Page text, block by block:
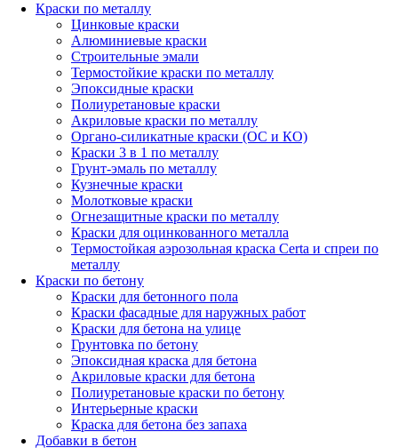
Краски по металлу
Цинковые краски
Алюминиевые краски
Строительные эмали
Термостойкие краски по металлу
Эпоксидные краски
Полиуретановые краски
Акриловые краски по металлу
Органо-силикатные краски (ОС и КО)
Краски 3 в 1 по металлу
Грунт-эмаль по металлу
Кузнечные краски
Молотковые краски
Огнезащитные краски по металлу
Краски для оцинкованного металла
Термостойкая аэрозольная краска Certa и спреи по
металлу
Краски по бетону
Краски для бетонного пола
Краски фасадные для наружных работ
Краски для бетона на улице
Грунтовка по бетону
Эпоксидная краска для бетона
Акриловые краски для бетона
Полиуретановые краски по бетону
Интерьерные краски
Краска для бетона без запаха
Добавки в бетон